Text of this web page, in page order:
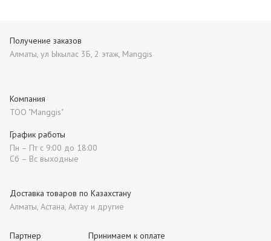
Партнер Принимаем к оплате
Получение заказов
Алматы, ул Ыкылас 3Б, 2 этаж, Manggis
Компания
ТОО "Manggis"
Доставка товаров по Казахстану
Алматы, Астана, Актау и другие
График работы
Пн – Пт с 9:00 до 18:00
Сб – Вс выходные